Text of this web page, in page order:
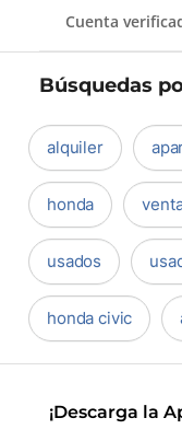
Cuenta
Búsquedas
alquiler
honda
usados
honda civic
¡Descarga la